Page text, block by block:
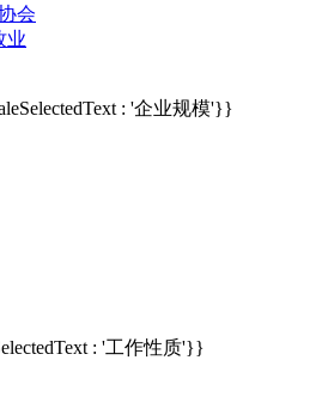
会
业
: '企业规模'}}
: '工作性质'}}